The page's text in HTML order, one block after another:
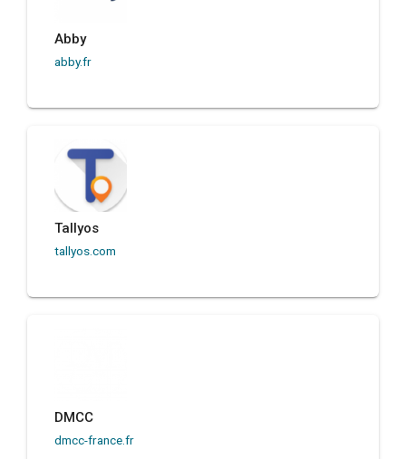
Abby
abby.fr
Tallyos
tallyos.com
DMCC
dmcc-france.fr